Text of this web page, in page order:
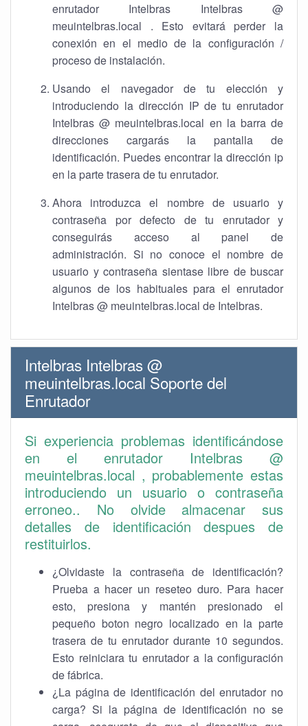
enrutador Intelbras Intelbras @
meuintelbras.local . Esto evitará perder la
conexión en el medio de la configuración /
proceso de instalación.
Usando el navegador de tu elección y
introduciendo la dirección IP de tu enrutador
Intelbras @ meuintelbras.local en la barra de
direcciones cargarás la pantalla de
identificación. Puedes encontrar la dirección ip
en la parte trasera de tu enrutador.
Ahora introduzca el nombre de usuario y
contraseña por defecto de tu enrutador y
conseguirás acceso al panel de
administración. Si no conoce el nombre de
usuario y contraseña sientase libre de buscar
algunos de los habituales para el enrutador
Intelbras @ meuintelbras.local de Intelbras.
Intelbras Intelbras @
meuintelbras.local Soporte del
Enrutador
Si experiencia problemas identificándose
en el enrutador Intelbras @
meuintelbras.local , probablemente estas
introduciendo un usuario o contraseña
erroneo.. No olvide almacenar sus
detalles de identificación despues de
restituirlos.
¿Olvidaste la contraseña de identificación?
Prueba a hacer un reseteo duro. Para hacer
esto, presiona y mantén presionado el
pequeño boton negro localizado en la parte
trasera de tu enrutador durante 10 segundos.
Esto reiniciara tu enrutador a la configuración
de fábrica.
¿La página de identificación del enrutador no
carga? Si la página de identificación no se